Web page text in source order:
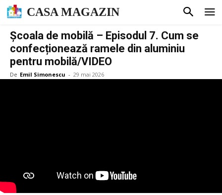
CASA MAGAZIN
Școala de mobilă – Episodul 7. Cum se
confecționează ramele din aluminiu
pentru mobilă/VIDEO
De Emil Simonescu - 29 mai 2026